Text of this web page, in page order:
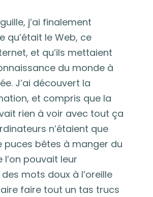
j’ai finalement
qu’était le Web, ce
et qu’ils mettaient
du monde à
J’ai découvert la
et compris que la
rien à voir avec tout ça
n’étaient que
puces bêtes à manger du
l’on pouvait leur
mots doux à l’oreille
faire tout un tas trucs